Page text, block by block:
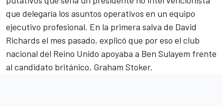
que delegaría los asuntos operativos en un equipo
ejecutivo profesional. En la primera salva de David
Richards el mes pasado, explicó que por eso el club
nacional del Reino Unido apoyaba a Ben Sulayem frente
al candidato británico, Graham Stoker.